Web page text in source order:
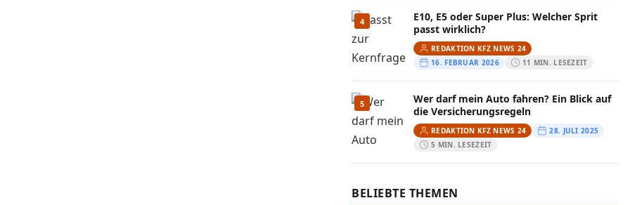
4
E10, E5 oder Super Plus: Welcher Sprit
passt wirklich?
REDAKTION KFZ NEWS 24
16. FEBRUAR 2026
11 MIN. LESEZEIT
5
Wer darf mein Auto fahren? Ein Blick auf
die Versicherungsregeln
REDAKTION KFZ NEWS 24
28. JULI 2025
5 MIN. LESEZEIT
BELIEBTE THEMEN